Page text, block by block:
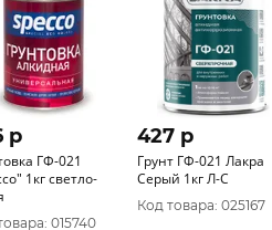
p
ГФ-021
015740
427 p
Грунт ГФ-021 Лакра
Серый 1кг Л-С
Код товара: 025167